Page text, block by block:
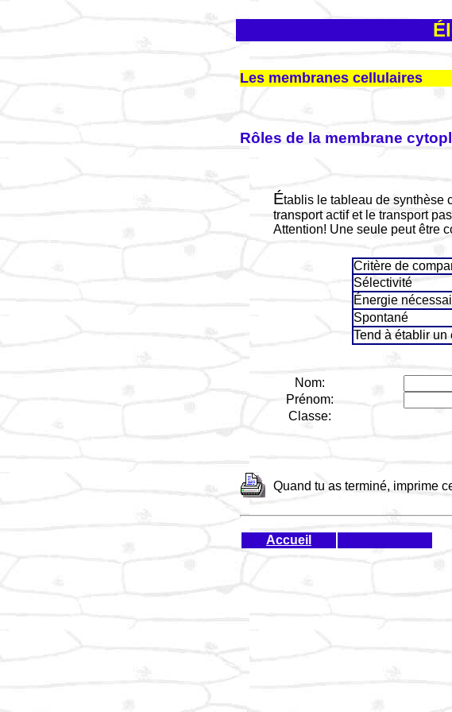
Les membranes cellulaires
Rôles de la membrane
Établis le tableau de synthèse
transport actif et le transport
Attention! Une seule peut être
Critère de
Sélectivité
Énergie
Spontané
Tend à établir un
Nom:
Prénom:
Classe:
Quand tu as terminé, imprime
Accueil